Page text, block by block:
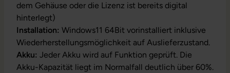
dem Gehäuse oder die Lizenz ist bereits digital
hinterlegt)
Installation: Windows11 64Bit vorinstalliert inklusive
Wiederherstellungsmöglichkeit auf Auslieferzustand.
Akku: Jeder Akku wird auf Funktion geprüft. Die
Akku-Kapazität liegt im Normalfall deutlich über 60%.